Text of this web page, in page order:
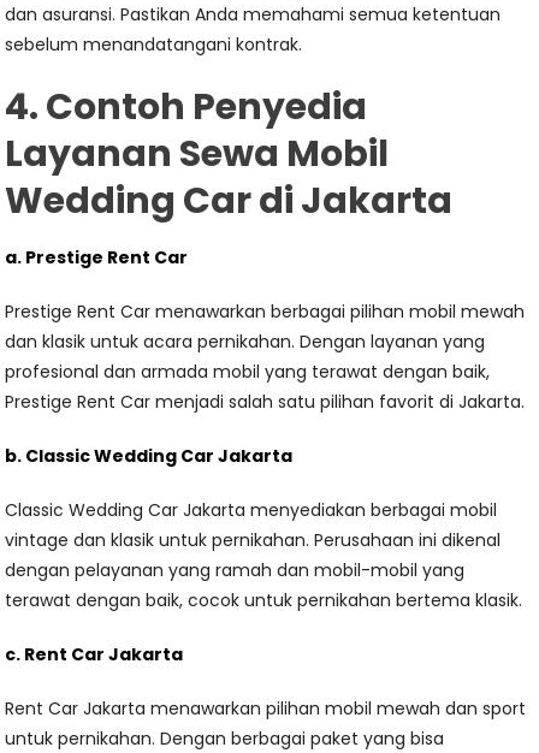
dan asuransi. Pastikan Anda memahami semua ketentuan
sebelum menandatangani kontrak.
4. Contoh Penyedia
Layanan Sewa Mobil
Wedding Car di Jakarta
a. Prestige Rent Car
Prestige Rent Car menawarkan berbagai pilihan mobil mewah
dan klasik untuk acara pernikahan. Dengan layanan yang
profesional dan armada mobil yang terawat dengan baik,
Prestige Rent Car menjadi salah satu pilihan favorit di Jakarta.
b. Classic Wedding Car Jakarta
Classic Wedding Car Jakarta menyediakan berbagai mobil
vintage dan klasik untuk pernikahan. Perusahaan ini dikenal
dengan pelayanan yang ramah dan mobil-mobil yang
terawat dengan baik, cocok untuk pernikahan bertema klasik.
c. Rent Car Jakarta
Rent Car Jakarta menawarkan pilihan mobil mewah dan sport
untuk pernikahan. Dengan berbagai paket yang bisa